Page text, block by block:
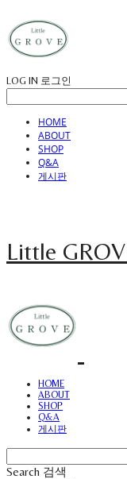
LOG IN 로그인
HOME
ABOUT
SHOP
Q&A
게시판
Little
HOME
ABOUT
SHOP
Q&A
게시판
Search 검색